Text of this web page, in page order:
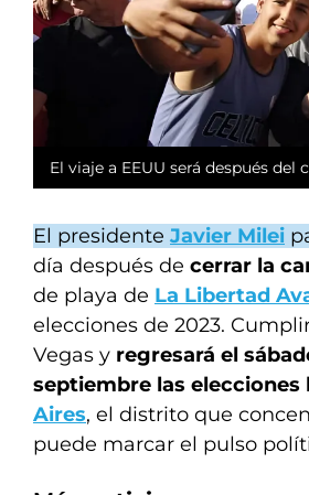
El viaje a EEUU será después
El presidente Javier Milei
día después de cerrar la
de playa de La Libertad
elecciones de 2023.
Vegas y regresará el
septiembre las elecciones
Aires, el distrito que
puede marcar el pulso